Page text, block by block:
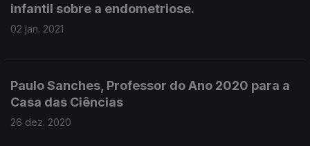
infantil sobre a endometriose.
02 jan. 2021
Paulo Sanches, Professor do Ano 2020 para a
Casa das Ciências
26 dez. 2020